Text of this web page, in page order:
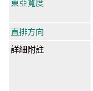
東亞寬度
直排方向
詳細附註